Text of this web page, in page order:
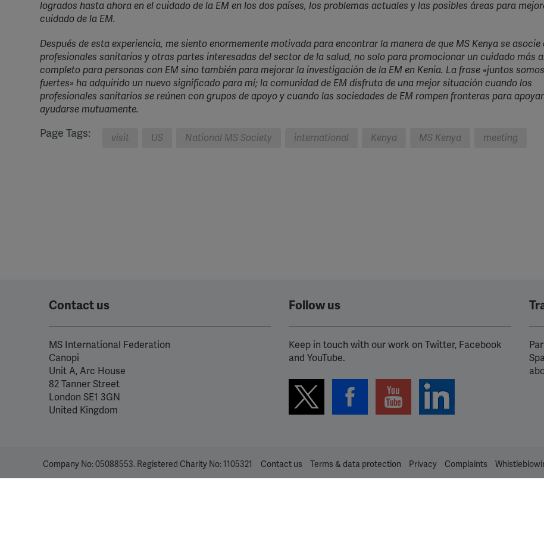
logrados hasta ahora en el cuidado de la EM en los dos países, los problemas actuales y las posibles áreas para
cuidado de la EM.
Después de esta experiencia, me siento enormemente motivada para encontrar la manera de que MS Kenya se asocie
profesionales sanitarios y otras partes interesadas del sector de la salud, no solo para promocionar un cuidado más
completo para personas con EM sino también para mejorar la investigación de la EM en Kenia. La frase «juntos
fuertes» ha adquirido un nuevo significado para mí; la comunidad de EM disfruta de una mejor situación cuando los
profesionales sanitarios se reúnen con grupos de apoyo y cuando las sociedades de EM rompen fronteras para
ayudarse mutuamente.
Page Tags: visit US National MS Society international Kenya MS Kenya meeting
Contact us
MS International Federation
Canopi
Unit A, Arc House
82 Tanner Street
London SE1 3GN
United Kingdom
Follow us
Keep in touch with our work on Twitter, Facebook
and YouTube.
Contact us Terms & data protection Privacy Complaints
Company No: 05088553. Registered Charity No: 1105321
Spotify